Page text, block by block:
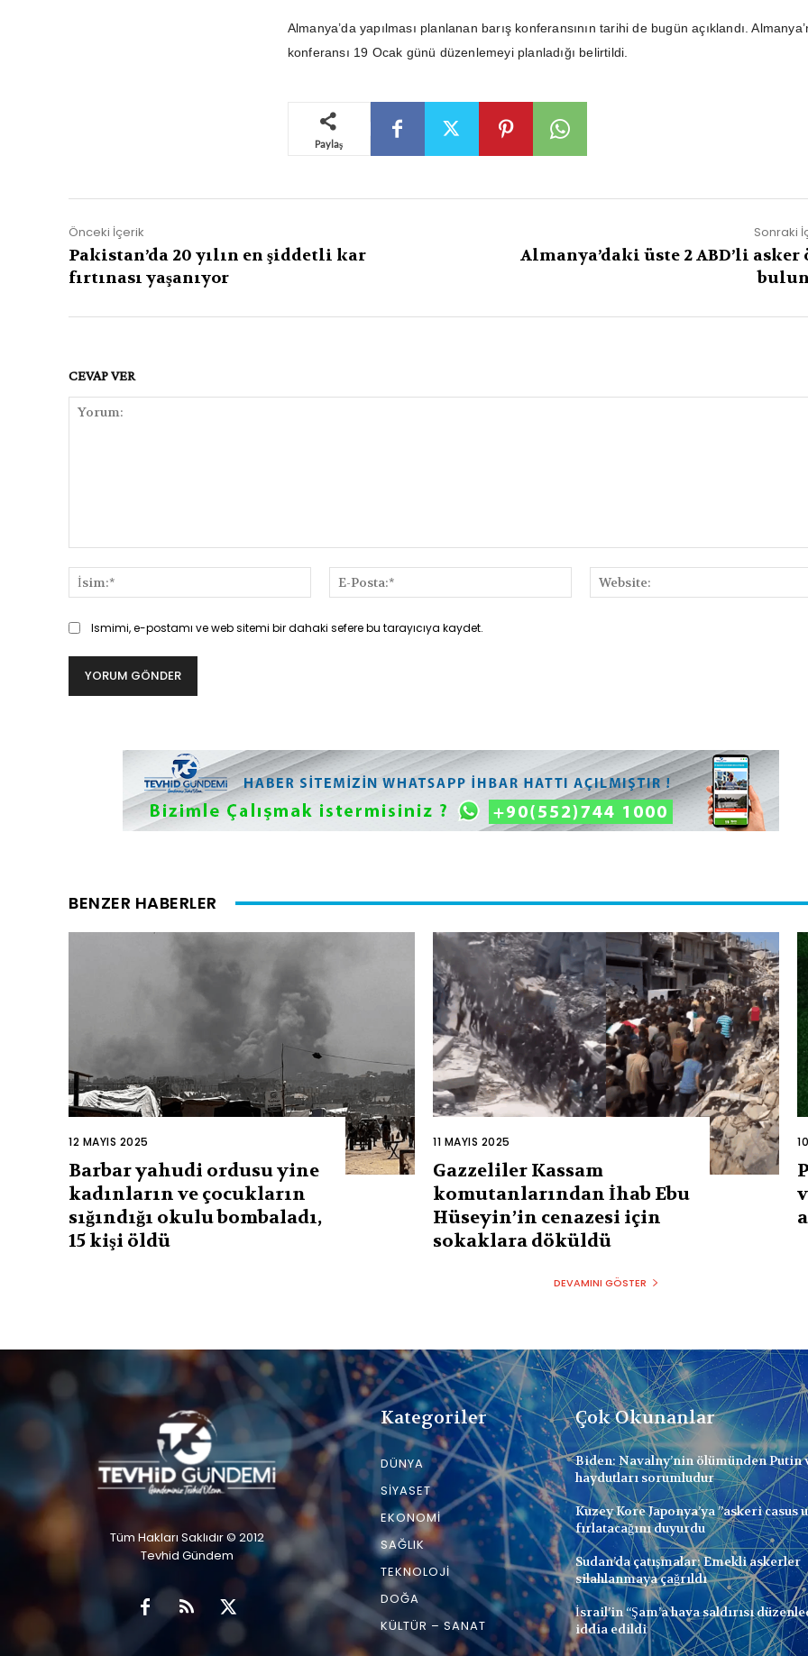
Almanya’da yapılması planlanan barış konferansının tarihi de bugün açıklandı.
konferansı 19 Ocak günü düzenlemeyi planladığı belirtildi.
Paylaş
Önceki İçerik
Pakistan’da 20 yılın en şiddetli kar
fırtınası yaşanıyor
Sonraki
Almanya’daki üste 2 ABD’li asker
CEVAP VER
İsim:*
Posta:*
Ismimi, e-postamı ve web sitemi bir dahaki sefere bu tarayıcıya kaydet.
BENZER HABERLER
12 MAYIS 2025
Barbar yahudi ordusu yine
kadınların ve çocukların
sığındığı okulu bombaladı,
15 kişi öldü
11 MAYIS 2025
Gazzeliler Kassam
komutanlarından İhab Ebu
Hüseyin’in cenazesi için
sokaklara döküldü
DEVAMINI GÖSTER
Tüm Hakları Saklıdır © 2012
Tevhid Gündem
Kategoriler
DÜNYA
SIYASET
EKONOMI
SAĞLIK
TEKNOLOJI
DOĞA
KÜLTÜR – SANAT
Çok Okunanlar
Biden: Navalny’nin ölümünden Putin
haydutları sorumludur
Kuzey Kore Japonya’ya ”askeri casus
fırlatacağını duyurdu
Sudan’da çatışmalar: Emekli askerler
silahlanmaya çağrıldı
İsrail’in “Şam’a hava saldırısı
iddia edildi